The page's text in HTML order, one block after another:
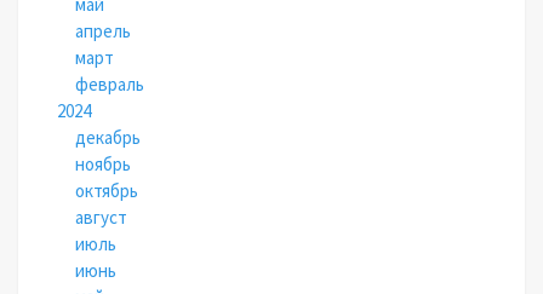
апрель
март
февраль
2024
декабрь
ноябрь
октябрь
август
июль
июнь